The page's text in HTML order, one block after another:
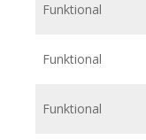
Funktional
Funktional
Funktional